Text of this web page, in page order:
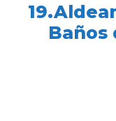
Baños